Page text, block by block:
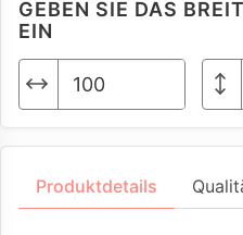
GEBEN SIE DAS
EIN
Produktdetails